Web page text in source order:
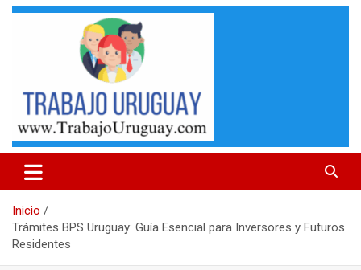
Saltar
Trabajo Uruguay
Llamados laborales en Uruguay, links de empresas para
postularse, consejos para currículums y mas
Inicio
Trámites BPS Uruguay: Guía Esencial para Inversores y Futuros
Residentes